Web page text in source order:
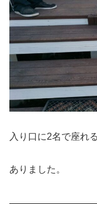
入り口に2名で座れ
ありました。